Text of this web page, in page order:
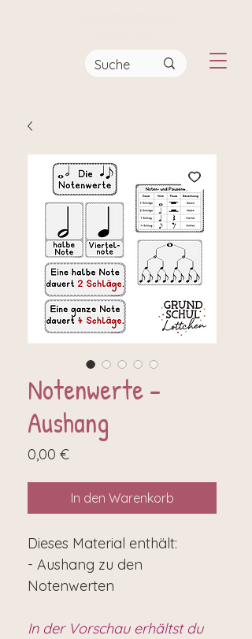
Notenwerte -
Aushang
0,00 €Preis
In den Warenkorb
Dieses Material enthält:
- Aushang zu den
Notenwerten
In der Vorschau erhältst du